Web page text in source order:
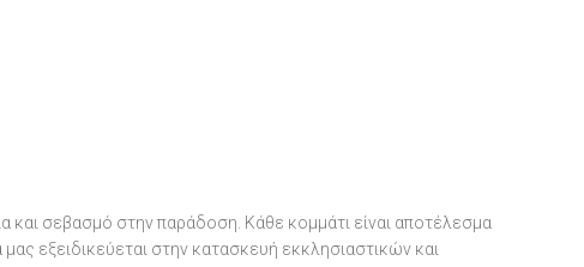
και σεβασμό στην παράδοση. Κάθε κομμάτι είναι αποτέλεσμα
εξειδικεύεται στην κατασκευή εκκλησιαστικών και